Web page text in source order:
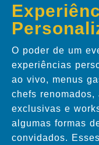
O poder de um
experiências
ao vivo, menus
chefs
exclusivas e
algumas formas
convidados.